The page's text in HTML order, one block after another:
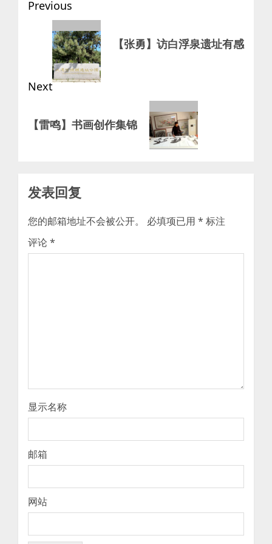
Post
navigation
Previous
Previous
post:
【张勇】访白浮泉遗址有感
Next
post:
【雷鸣】书画创作集锦
发表回复
您的邮箱地址不会被公开。 必填项已用 * 标注
评论*
显示名称
邮箱
网站